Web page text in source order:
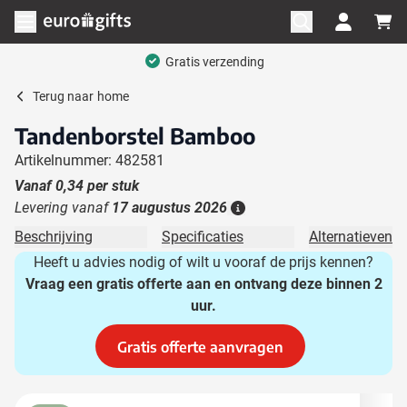
Ga naar de inhoud
Menu openen
Gratis verzending
Terug naar home
Tandenborstel Bamboo
Artikelnummer: 482581
Vanaf0,34 per stuk
Levering vanaf 17 augustus 2026
Beschrijving Specificaties
Alternatieven
Heeft u advies nodig of wilt u vooraf de prijs kennen?
Vraag een gratis offerte aan en ontvang deze binnen 2
uur.
Gratis offerte aanvragen
Hoofdafbeelding
Klik om afbeelding op volledig scherm te bekijken